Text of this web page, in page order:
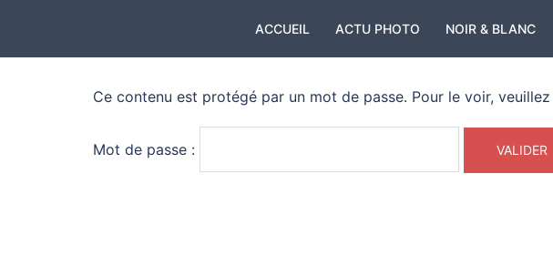
contenu
ACCUEIL ACTU PHOTO NOIR & BLANC
Ce contenu est protégé par un mot de passe. Pour le voir,
Mot de passe :